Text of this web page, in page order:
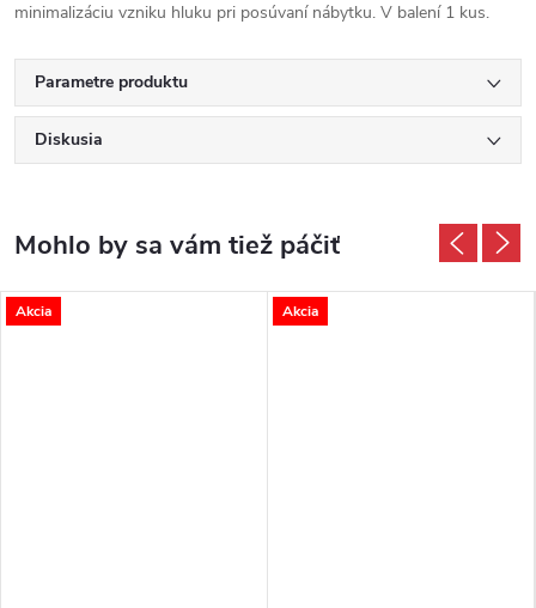
minimalizáciu vzniku hluku pri posúvaní nábytku. V balení 1 kus.
Parametre produktu
Diskusia
Akcia Akcia